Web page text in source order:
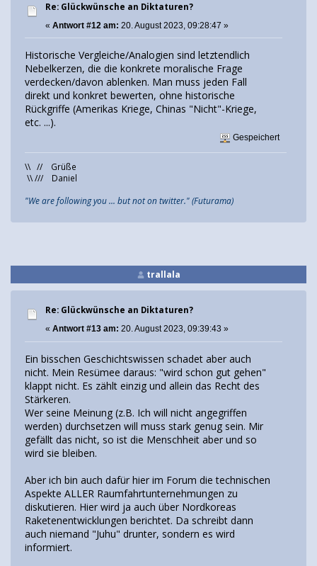
Re: Glückwünsche an Diktaturen?
« Antwort #12 am: 20. August 2023, 09:28:47 »
Historische Vergleiche/Analogien sind letztendlich
Nebelkerzen, die die konkrete moralische Frage
verdecken/davon ablenken. Man muss jeden Fall
direkt und konkret bewerten, ohne historische
Rückgriffe (Amerikas Kriege, Chinas "Nicht"-Kriege,
etc. ...).
Gespeichert
\\ // Grüße
\\ /// Daniel
"We are following you ... but not on twitter." (Futurama)
trallala
Re: Glückwünsche an Diktaturen?
« Antwort #13 am: 20. August 2023, 09:39:43 »
Ein bisschen Geschichtswissen schadet aber auch
nicht. Mein Resümee daraus: "wird schon gut gehen"
klappt nicht. Es zählt einzig und allein das Recht des
Stärkeren.
Wer seine Meinung (z.B. Ich will nicht angegriffen
werden) durchsetzen will muss stark genug sein. Mir
gefällt das nicht, so ist die Menschheit aber und so
wird sie bleiben.
Aber ich bin auch dafür hier im Forum die technischen
Aspekte ALLER Raumfahrtunternehmungen zu
diskutieren. Hier wird ja auch über Nordkoreas
Raketenentwicklungen berichtet. Da schreibt dann
auch niemand "Juhu" drunter, sondern es wird
informiert.